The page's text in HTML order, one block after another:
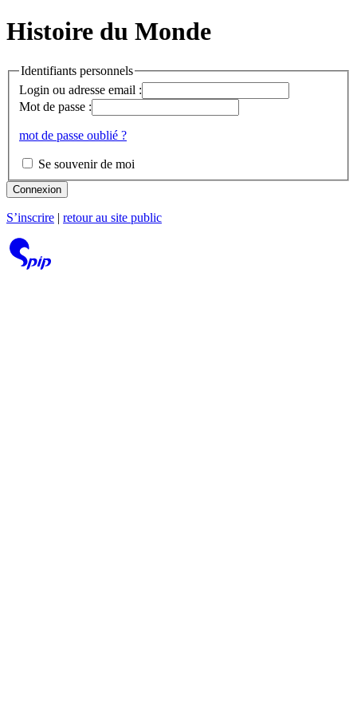
Histoire du Monde
Identifiants personnels
Login ou adresse email :
Mot de passe :
mot de passe oublié ?
Se souvenir de moi
Connexion
S’inscrire retour au site public